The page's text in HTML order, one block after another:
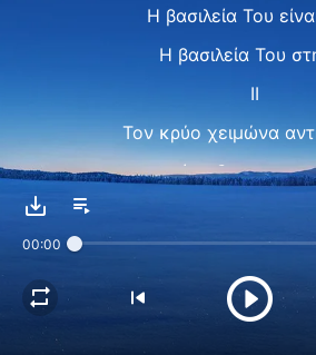
Η βασιλεία Του
Η βασιλεία Του
II
Τον κρύο χειμώνα
άνοιξη
δεν θα
δεν θα πονάει
Οι άνθρωποι και τα
00:00